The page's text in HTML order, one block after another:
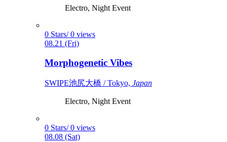
Electro, Night Event
0 Stars/ 0 views
08.21 (Fri)
Morphogenetic Vibes
SWIPE池尻大橋 / Tokyo, Japan
Electro, Night Event
0 Stars/ 0 views
08.08 (Sat)